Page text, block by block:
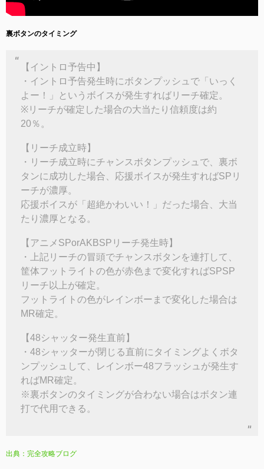
裏ボタンのタイミング
【イントロ予告中】
・イントロ予告発生時にボタンプッシュで「いっく
よー！」というボイスが発生すればリーチ確定。
※リーチが確定した場合の大当たり信頼度は約
20％。
【リーチ成立時】
・リーチ成立時にチャンスボタンプッシュで、裏ボ
タンに成功した場合、応援ボイスが発生すればSPリ
ーチが濃厚。
応援ボイスが「超絶かわいい！」だった場合、大当
たり濃厚となる。
【アニメSPorAKBSPリーチ発生時】
・上記リーチの冒頭でチャンスボタンを連打して、
筐体フットライトの色が赤色まで変化すればSPSP
リーチ以上が確定。
フットライトの色がレインボーまで変化した場合は
MR確定。
【48シャッター発生直前】
・48シャッターが閉じる直前にタイミングよくボタ
ンプッシュして、レインボー48フラッシュが発生す
ればMR確定。
※裏ボタンのタイミングが合わない場合はボタン連
打で代用できる。
出典：完全攻略ブログ